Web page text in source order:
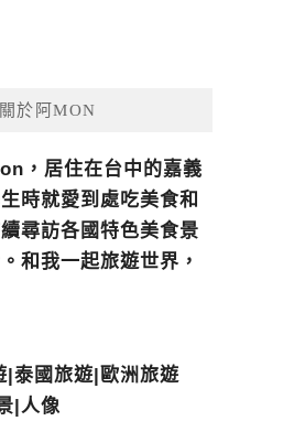
關於阿MON
，居住在台中的嘉義
時就愛到處吃美食和
尋訪各國特色美食景
和我一起旅遊世界，
|泰國旅遊|歐洲旅遊
|人像